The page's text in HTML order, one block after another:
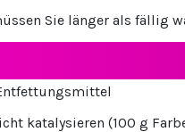
Sie länger als fällig
katalysieren (100 g